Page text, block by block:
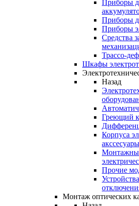
Приборы
Приборы
Приборы
Средства
Трассо-
Шкафы
Назад
Греющий
Корпуса
Прочие
Монтаж оптических